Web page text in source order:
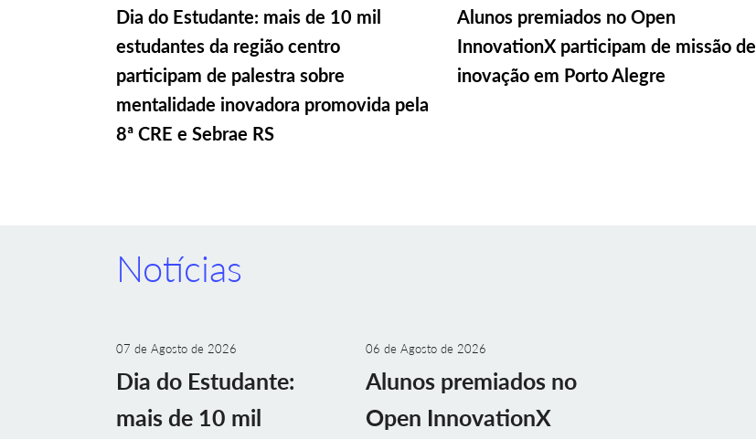
Dia do Estudante: mais de 10 mil
estudantes da região centro
participam de palestra sobre
mentalidade inovadora promovida pela
8ª CRE e Sebrae RS
Alunos premiados no Open
InnovationX participam de missão de
inovação em Porto Alegre
Notícias
07 de Agosto de 2026
Dia do Estudante:
mais de 10 mil
06 de Agosto de 2026
Alunos premiados no
Open InnovationX